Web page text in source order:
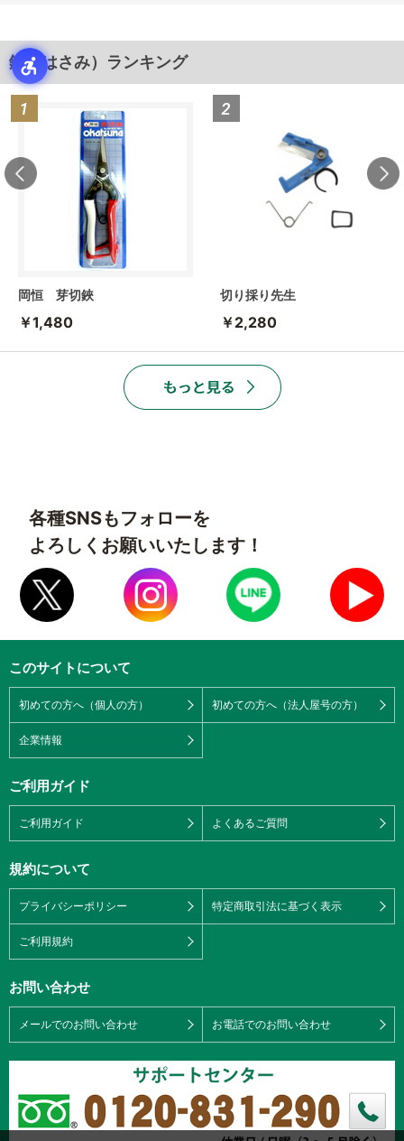
鋏（はさみ）ランキング
岡恒 芽切鋏
￥1,480
切り採り先生
￥2,280
各種SNSもフォローを
よろしくお願いいたします！
このサイトについて
初めての方へ（個人の方） 初めての方へ（法人屋号の方）
企業情報
ご利用ガイド
ご利用ガイド よくあるご質問
規約について
プライバシーポリシー 特定商取引法に基づく表示
ご利用規約
お問い合わせ
メールでのお問い合わせ お電話でのお問い合わせ